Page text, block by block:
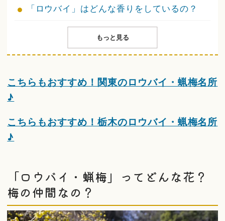
「ロウバイ」はどんな香りをしているの？
もっと見る
こちらもおすすめ！関東のロウバイ・蝋梅名所
♪
こちらもおすすめ！栃木のロウバイ・蝋梅名所
♪
「ロウバイ・蝋梅」ってどんな花？
梅の仲間なの？